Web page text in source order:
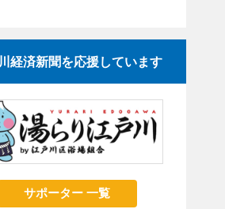
経済新聞を応援しています
サポーター 一覧